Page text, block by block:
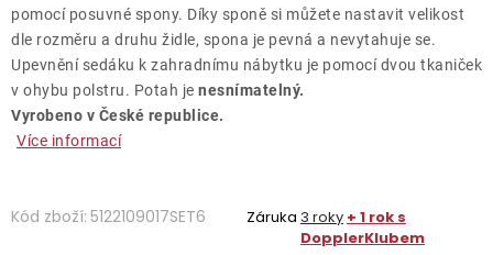
pomocí posuvné spony. Díky sponě si můžete nastavit velikost
dle rozměru a druhu židle, spona je pevná a nevytahuje se.
Upevnění sedáku k zahradnímu nábytku je pomocí dvou tkaniček
v ohybu polstru. Potah je nesnímatelný.
Vyrobeno v České republice.
Více informací
Kód zboží: 5122109017SET6 Záruka 3 roky + 1 rok s
DopplerKlubem